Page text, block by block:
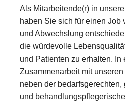
Als Mitarbeitende(r) in
haben Sie sich für einen Job
und Abwechslung
die würdevolle
und Patienten zu erhalten. In
Zusammenarbeit mit
neben der
und